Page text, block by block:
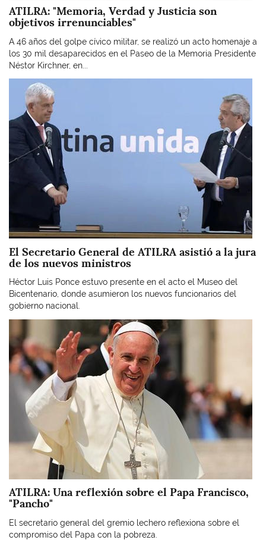
ATILRA: "Memoria, Verdad y Justicia son
objetivos irrenunciables"
A 46 años del golpe cívico militar, se realizó un acto homenaje a
los 30 mil desaparecidos en el Paseo de la Memoria Presidente
Néstor Kirchner, en...
Imagen
El Secretario General de ATILRA asistió a la jura
de los nuevos ministros
Héctor Luis Ponce estuvo presente en el acto el Museo del
Bicentenario, donde asumieron los nuevos funcionarios del
gobierno nacional.
ATILRA: Una reflexión sobre el Papa Francisco,
"Pancho"
El secretario general del gremio lechero reflexiona sobre el
compromiso del Papa con la pobreza.